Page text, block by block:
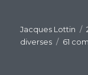
Auteur
Jacques Lottin
diverses
61